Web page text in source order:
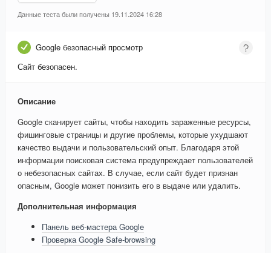
Данные теста были получены 19.11.2024 16:28
Google безопасный просмотр
Сайт безопасен.
Описание
Google сканирует сайты, чтобы находить зараженные ресурсы,
фишинговые страницы и другие проблемы, которые ухудшают
качество выдачи и пользовательский опыт. Благодаря этой
информации поисковая система предупреждает пользователей
о небезопасных сайтах. В случае, если сайт будет признан
опасным, Google может понизить его в выдаче или удалить.
Дополнительная информация
Панель веб-мастера Google
Проверка Google Safe-browsing